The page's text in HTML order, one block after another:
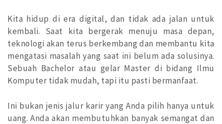
Kita hidup di era digital, dan tidak ada jalan untuk
kembali. Saat kita bergerak menuju masa depan,
teknologi akan terus berkembang dan membantu kita
mengatasi masalah yang saat ini belum ada solusinya.
Sebuah Bachelor atau gelar Master di bidang Ilmu
Komputer tidak mudah, tapi itu pasti bermanfaat.
Ini bukan jenis jalur karir yang Anda pilih hanya untuk
uang. Anda akan membutuhkan banyak semangat dan